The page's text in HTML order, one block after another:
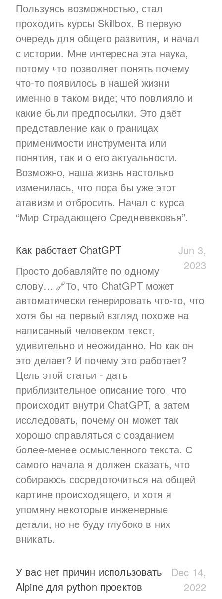
Пользуясь возможностью, стал
проходить курсы Skillbox. В первую
очередь для общего развития, и начал
с истории. Мне интересна эта наука,
потому что позволяет понять почему
что-то появилось в нашей жизни
именно в таком виде; что повлияло и
какие были предпосылки. Это даёт
представление как о границах
применимости инструмента или
понятия, так и о его актуальности.
Возможно, наша жизнь настолько
изменилась, что пора бы уже этот
атавизм и отбросить. Начал с курса
“Мир Страдающего Средневековья”.
Как работает ChatGPT
Jun 3,
2023
Просто добавляйте по одному
слову… 🔗То, что ChatGPT может
автоматически генерировать что-то, что
хотя бы на первый взгляд похоже на
написанный человеком текст,
удивительно и неожиданно. Но как он
это делает? И почему это работает?
Цель этой статьи - дать
приблизительное описание того, что
происходит внутри ChatGPT, а затем
исследовать, почему он может так
хорошо справляться с созданием
более-менее осмысленного текста. С
самого начала я должен сказать, что
собираюсь сосредоточиться на общей
картине происходящего, и хотя я
упомяну некоторые инженерные
детали, но не буду глубоко в них
вникать.
У вас нет причин использовать
Alpine для python проектов
Dec 14,
2022